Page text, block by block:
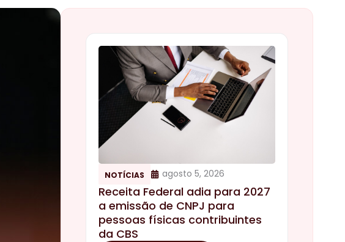
NOTÍCIAS agosto 5, 2026
Receita Federal adia para 2027
a emissão de CNPJ para
pessoas físicas contribuintes
da CBS